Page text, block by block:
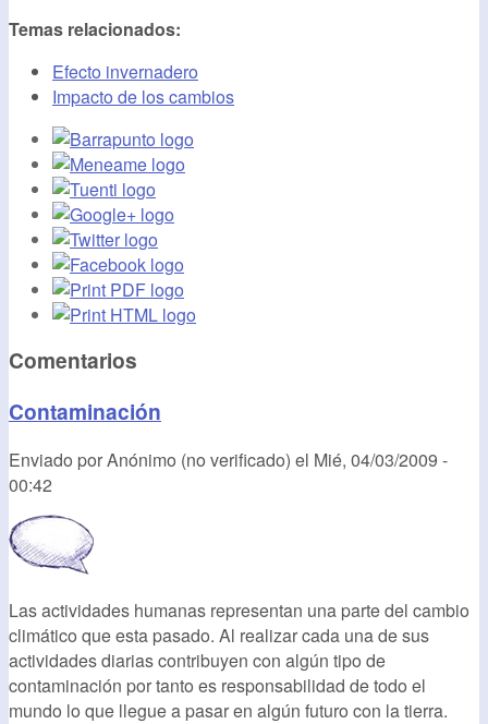
Temas relacionados:
Efecto invernadero
Impacto de los cambios
Comentarios
Contaminación
Enviado porAnónimo (no verificado) el Mié, 04/03/2009 -
00:42
Las actividades humanas representan una parte del cambio
climático que esta pasado. Al realizar cada una de sus
actividades diarias contribuyen con algún tipo de
contaminación por tanto es responsabilidad de todo el
mundo lo que llegue a pasar en algún futuro con la tierra.